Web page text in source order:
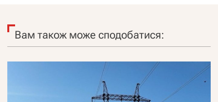
Вам також може сподобатися: